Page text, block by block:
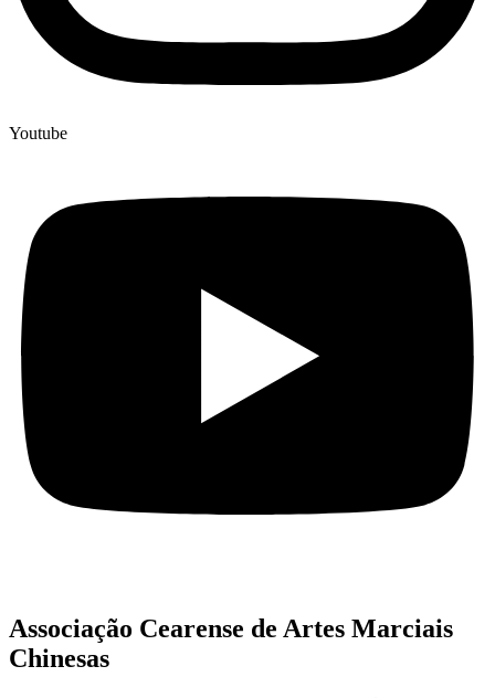
Youtube
Associação Cearense de Artes Marciais
Chinesas